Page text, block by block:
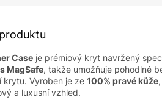
Case je prémiový kryt navržený
MagSafe, takže umožňuje pohodlné
krytu. Vyroben je ze 100% pravé kůže
a luxusní vzhled.